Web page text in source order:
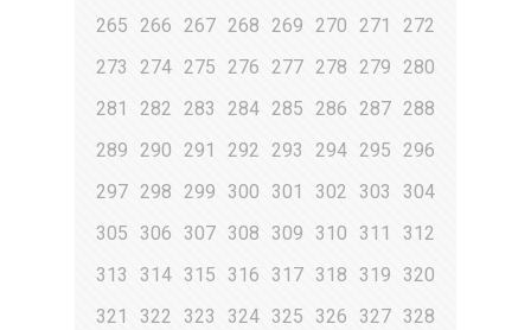
265 266 267 268 269 270 271
272
273
274 275 276 277 278 279 280
281
282 283 284 285 286 287 288
289 290 291 292 293 294 295 296
297 298 299 300 301 302 303
304
305
306 307 308 309 310 311
312
313
314 315 316 317 318 319
320
321
322 323 324 325 326 327 328